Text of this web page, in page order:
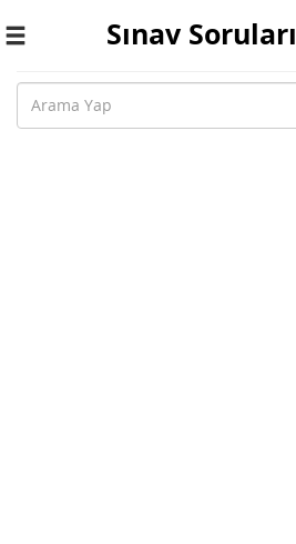
Toggle
Sınav Soruları